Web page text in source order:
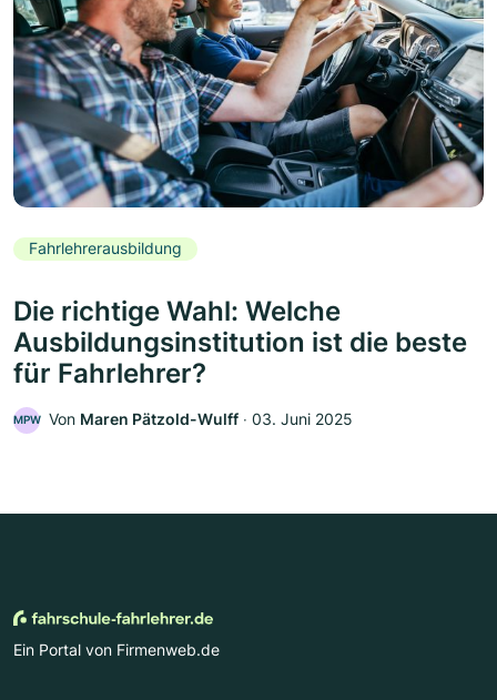
Fahrlehrerausbildung
Die richtige Wahl: Welche
Ausbildungsinstitution ist die beste
für Fahrlehrer?
MPW Von Maren Pätzold-Wulff ‧ 03. Juni 2025
Ein Portal von Firmenweb.de